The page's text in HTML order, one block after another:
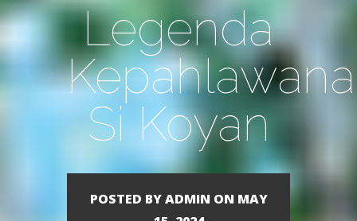
Legenda
Si Koyan
POSTED BY ADMIN ON MAY